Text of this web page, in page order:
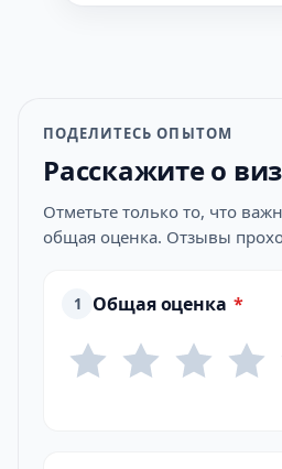
ПОДЕЛИТЕСЬ ОПЫТОМ
Расскажите о
Отметьте только то, что
общая оценка. Отзывы
1 Общая оценка *